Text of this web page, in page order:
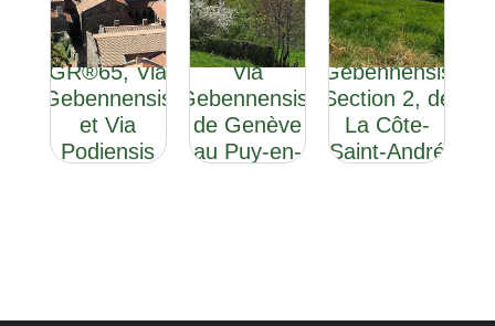
GR®65, Via
Gebennensis
et Via
Podiensis
GR®65 : la
Via
Gebennensis,
de Genève
au Puy-en-
GR®65 : la
Via
Gebennensis
Section 2, de
La Côte-
Saint-André